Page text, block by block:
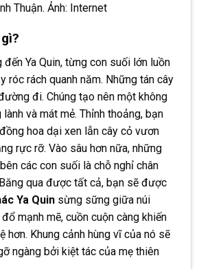
Thuận. Ảnh: Internet
Ya Quin, từng con suối lớn luồn
róc rách quanh năm. Những tán cây
đi. Chúng tạo nên một không
và mát mẻ. Thỉnh thoảng, bạn
hoa dại xen lẫn cây cỏ vươn
rực rỡ. Vào sâu hơn nữa, những
các con suối là chỗ nghỉ chân
qua được tất cả, bạn sẽ được
Ya Quin sừng sững giữa núi
mạnh mẽ, cuồn cuộn càng khiến
hơn. Khung cảnh hùng vĩ của nó sẽ
ngàng bởi kiệt tác của mẹ thiên